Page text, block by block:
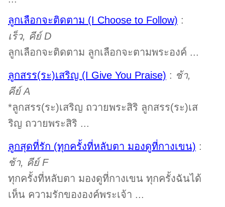
ลูกเลือกจะติดตาม (I Choose to Follow) :
เร็ว, คีย์ D
ลูกเลือกจะติดตาม ลูกเลือกจะตามพระองค์ ...
ลูกสรร(ระ)เสริญ (I Give You Praise) : ช้า,
คีย์ A
*ลูกสรร(ระ)เสริญ ถวายพระสิริ ลูกสรร(ระ)เส
ริญ ถวายพระสิริ ...
ลูกสุดที่รัก (ทุกครั้งที่หลับตา มองดูที่กางเขน) :
ช้า, คีย์ F
ทุกครั้งที่หลับตา มองดูที่กางเขน ทุกครั้งฉันได้
เห็น ความรักขององค์พระเจ้า ...